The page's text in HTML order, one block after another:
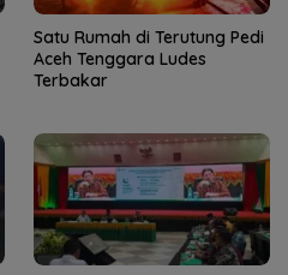
Satu Rumah di Terutung Pedi
Aceh Tenggara Ludes
Terbakar